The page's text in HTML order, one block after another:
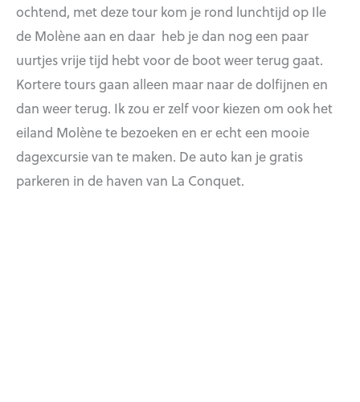
ochtend, met deze tour kom je rond lunchtijd op Ile
de Molène aan en daar heb je dan nog een paar
uurtjes vrije tijd hebt voor de boot weer terug gaat.
Kortere tours gaan alleen maar naar de dolfijnen en
dan weer terug. Ik zou er zelf voor kiezen om ook het
eiland Molène te bezoeken en er echt een mooie
dagexcursie van te maken. De auto kan je gratis
parkeren in de haven van La Conquet.